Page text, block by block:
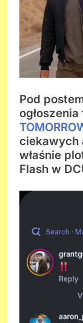
Pod
ciekawych
właśnie
Flash w